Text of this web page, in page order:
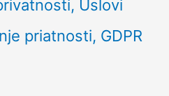
Uslovi
priatnosti, GDPR